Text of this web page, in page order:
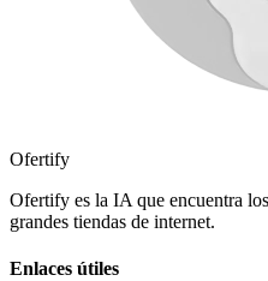
Ofertify
Ofertify es la IA que encuentra
grandes tiendas de internet.
Enlaces útiles